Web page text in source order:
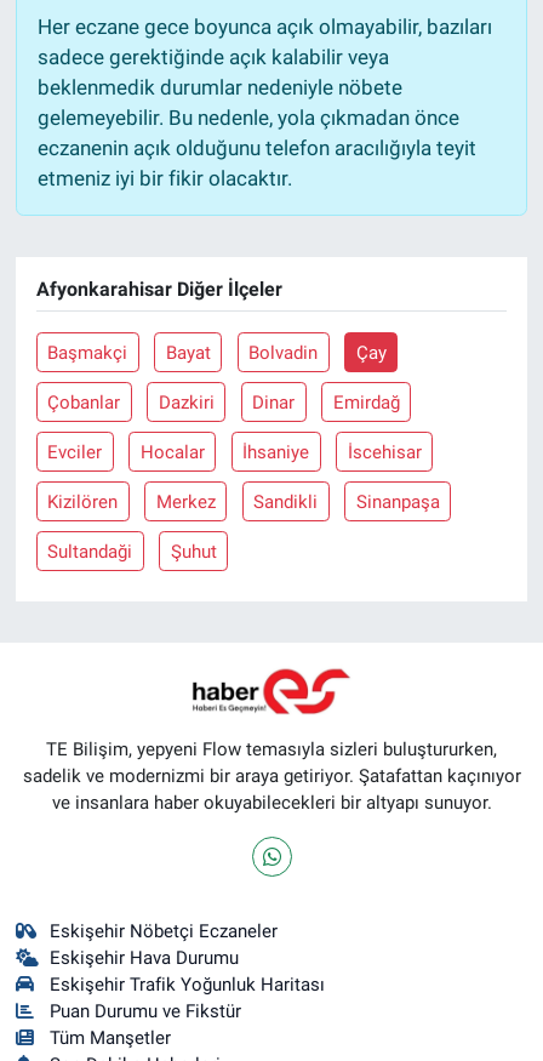
Her eczane gece boyunca açık olmayabilir, bazıları
sadece gerektiğinde açık kalabilir veya
beklenmedik durumlar nedeniyle nöbete
gelemeyebilir. Bu nedenle, yola çıkmadan önce
eczanenin açık olduğunu telefon aracılığıyla teyit
etmeniz iyi bir fikir olacaktır.
Afyonkarahisar Diğer İlçeler
Başmakçi Bayat Bolvadin Çay
Çobanlar Dazkiri Dinar Emirdağ
Evciler Hocalar İhsaniye İscehisar
Kizilören Merkez Sandikli Sinanpaşa
Sultandaği Şuhut
TE Bilişim, yepyeni Flow temasıyla sizleri buluştururken,
sadelik ve modernizmi bir araya getiriyor. Şatafattan kaçınıyor
ve insanlara haber okuyabilecekleri bir altyapı sunuyor.
Eskişehir Nöbetçi Eczaneler
Eskişehir Hava Durumu
Eskişehir Trafik Yoğunluk Haritası
Puan Durumu ve Fikstür
Tüm Manşetler